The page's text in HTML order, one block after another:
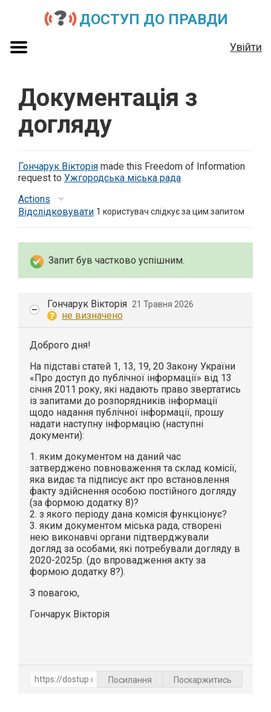
ДОСТУП ДО ПРАВДИ
Увійти
Документація з
догляду
Гончарук Вікторія made this Freedom of Information
request to Ужгородська міська рада
Actions
Відслідковувати 1 користувач слідкує за цим запитом
Запит був частково успішним.
Гончарук Вікторія 21 Травня 2026
не визначено
Доброго дня!
На підставі статей 1, 13, 19, 20 Закону України
«Про доступ до публічної інформації» від 13
січня 2011 року, які надають право звертатись
із запитами до розпорядників інформації
щодо надання публічної інформації, прошу
надати наступну інформацію (наступні
документи):
1. яким документом на даний час
затверджено повноваження та склад комісії,
яка видає та підписує акт про встановлення
факту здійснення особою постійного догляду
(за формою додатку 8)?
2. з якого періоду дана комісія функціонує?
3. яким документом міська рада, створені
нею виконавчі органи підтверджували
догляд за особами, які потребували догляду в
2020-2025р. (до впровадження акту за
формою додатку 8?).
З повагою,
Гончарук Вікторія
Посилання Поскаржитись